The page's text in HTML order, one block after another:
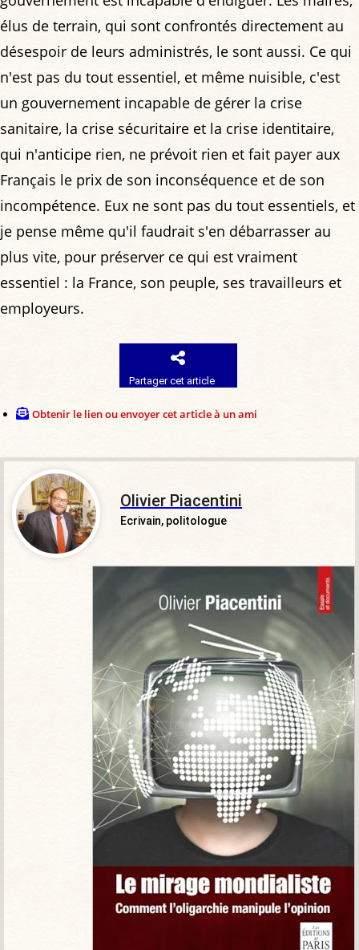
élus de terrain, qui sont confrontés directement au
désespoir de leurs administrés, le sont aussi. Ce qui
n'est pas du tout essentiel, et même nuisible, c'est
un gouvernement incapable de gérer la crise
sanitaire, la crise sécuritaire et la crise identitaire,
qui n'anticipe rien, ne prévoit rien et fait payer aux
Français le prix de son inconséquence et de son
incompétence. Eux ne sont pas du tout essentiels, et
je pense même qu'il faudrait s'en débarrasser au
plus vite, pour préserver ce qui est vraiment
essentiel : la France, son peuple, ses travailleurs et
employeurs.
Partager cet article
Obtenir le lien ou envoyer cet article à un ami
Olivier Piacentini
Ecrivain, politologue